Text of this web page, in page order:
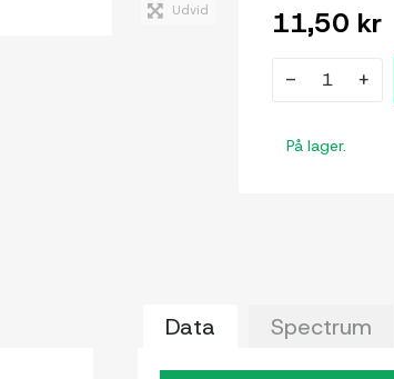
Udvid 11,50 kr
- +
På lager.
Data Spectrum